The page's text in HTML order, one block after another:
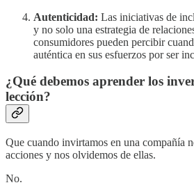
Autenticidad: Las iniciativas de
y no solo una estrategia de
consumidores pueden percibir
auténtica en sus esfuerzos por ser
¿Qué debemos aprender los
lección?
Que cuando invirtamos en una compañía
acciones y nos olvidemos de ellas.
No.